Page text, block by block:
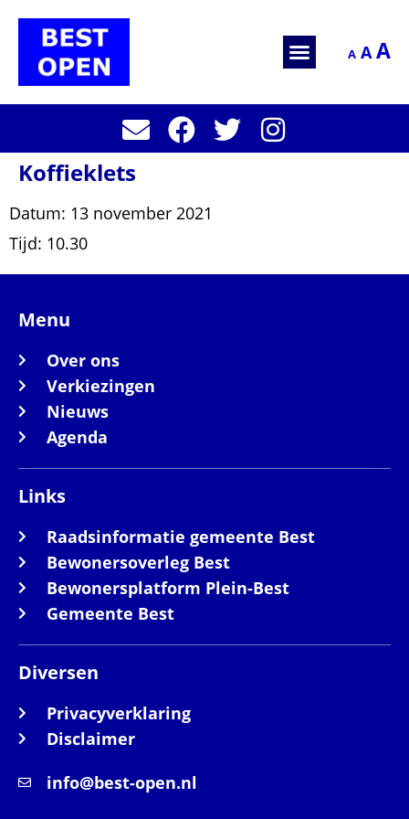
A A A
Koffieklets
Datum: 13 november 2021
Tijd: 10.30
Menu
Over ons
Verkiezingen
Nieuws
Agenda
Links
Raadsinformatie gemeente Best
Bewonersoverleg Best
Bewonersplatform Plein-Best
Gemeente Best
Diversen
Privacyverklaring
Disclaimer
info@best-open.nl